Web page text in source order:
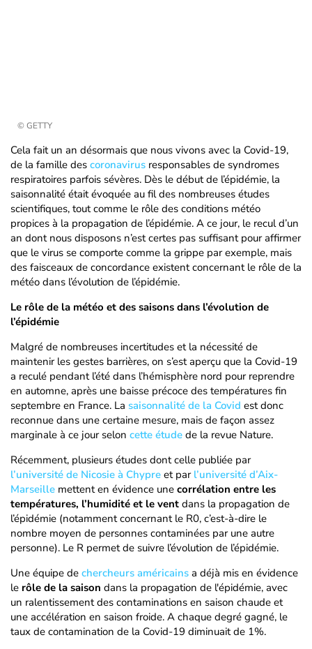
© GETTY
Cela fait un an désormais que nous vivons avec la Covid-19,
de la famille des coronavirus responsables de syndromes
respiratoires parfois sévères. Dès le début de l’épidémie, la
saisonnalité était évoquée au fil des nombreuses études
scientifiques, tout comme le rôle des conditions météo
propices à la propagation de l’épidémie. A ce jour, le recul d’un
an dont nous disposons n’est certes pas suffisant pour affirmer
que le virus se comporte comme la grippe par exemple, mais
des faisceaux de concordance existent concernant le rôle de la
météo dans l’évolution de l’épidémie.
Le rôle de la météo et des saisons dans l’évolution de
l’épidémie
Malgré de nombreuses incertitudes et la nécessité de
maintenir les gestes barrières, on s’est aperçu que la Covid-19
a reculé pendant l’été dans l’hémisphère nord pour reprendre
en automne, après une baisse précoce des températures fin
septembre en France. La saisonnalité de la Covid est donc
reconnue dans une certaine mesure, mais de façon assez
marginale à ce jour selon cette étude de la revue Nature.
Récemment, plusieurs études dont celle publiée par
l’université de Nicosie à Chypre et par l’université d’Aix-
Marseille mettent en évidence une corrélation entre les
températures, l’humidité et le vent dans la propagation de
l’épidémie (notamment concernant le R0, c’est-à-dire le
nombre moyen de personnes contaminées par une autre
personne). Le R permet de suivre l’évolution de l’épidémie.
Une équipe de chercheurs américains a déjà mis en évidence
le rôle de la saison dans la propagation de l'épidémie, avec
un ralentissement des contaminations en saison chaude et
une accélération en saison froide. A chaque degré gagné, le
taux de contamination de la Covid-19 diminuait de 1%.